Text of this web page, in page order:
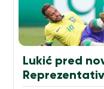
Lukić pred